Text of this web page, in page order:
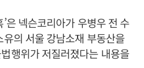
은 넥슨코리아가 우병우 전 수
의 서울 강남소재 부동산을
행위가 저질러졌다는 내용을